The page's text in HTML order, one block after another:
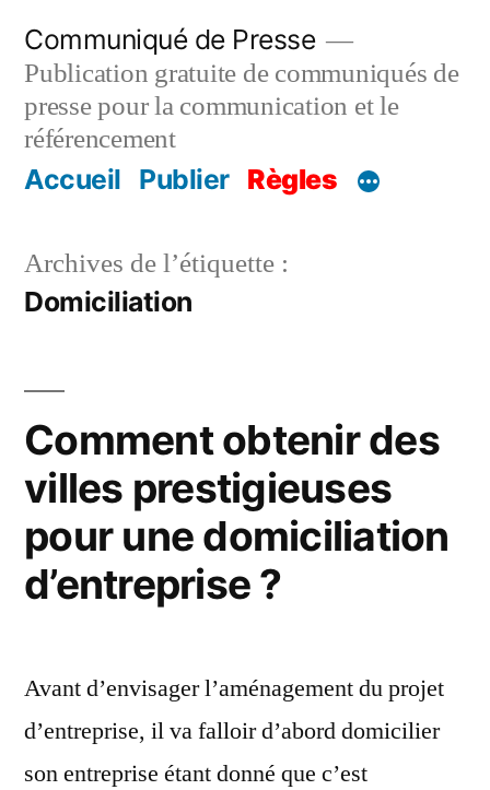
contenu
Communiqué de Presse
Publication gratuite de communiqués de
presse pour la communication et le
référencement
Accueil Publier Règles
Archives de l’étiquette :
Domiciliation
Comment obtenir des
villes prestigieuses
pour une domiciliation
d’entreprise ?
Avant d’envisager l’aménagement du projet
d’entreprise, il va falloir d’abord domicilier
son entreprise étant donné que c’est